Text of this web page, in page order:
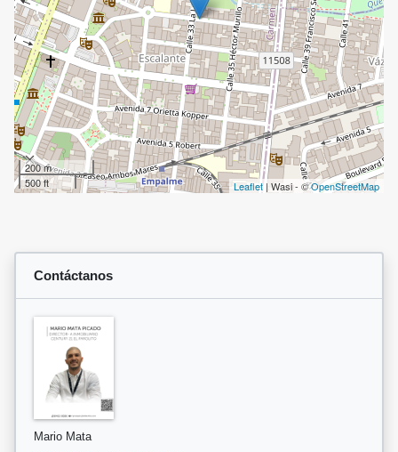
200 m
500 ft
Leaflet | Wasi - ©OpenStreetMap
Contáctanos
Mario Mata